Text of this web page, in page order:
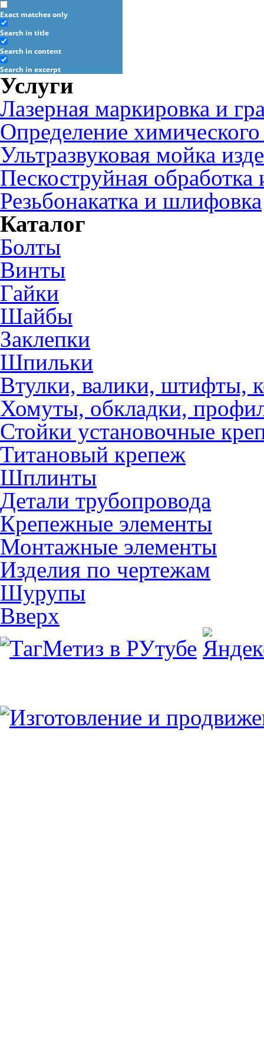
Exact matches only
Search in title
Search in content
Search in excerpt
Услуги
Лазерная маркировка и
Определение химического
Ультразвуковая мойка
Пескоструйная обработка
Резьбонакатка и шлифовка
Каталог
Болты
Винты
Гайки
Шайбы
Заклепки
Шпильки
Втулки, валики, штифты,
Хомуты, обкладки,
Стойки установочные
Титановый крепеж
Шплинты
Детали трубопровода
Крепежные элементы
Монтажные элементы
Изделия по чертежам
Шурупы
Вверх